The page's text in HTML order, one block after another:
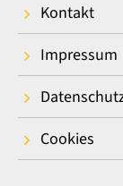
Kontakt
Impressum
Cookies